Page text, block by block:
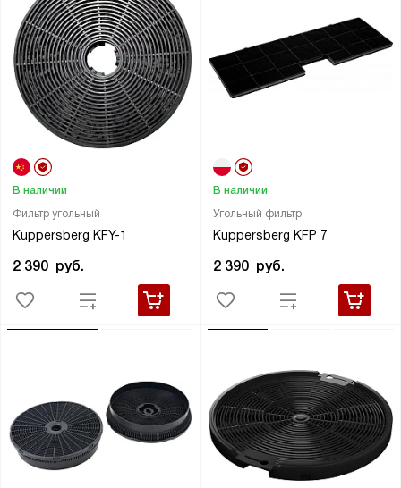
Фильтр угольный
Kuppersberg KFY-1
В наличии
2 390 руб.
Угольный фильтр
Kuppersberg KFP 7
В наличии
2 390 руб.